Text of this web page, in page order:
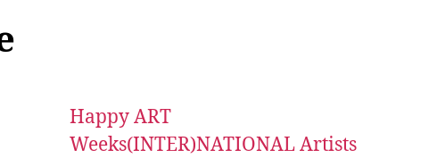
Happy ART
Weeks(INTER)NATIONAL Artists